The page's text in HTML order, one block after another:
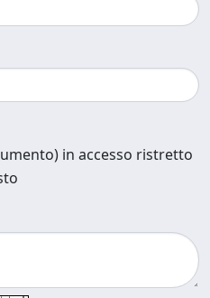
in accesso ristretto